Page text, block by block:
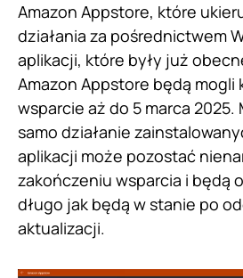
Amazon Appstore, które
działania za pośrednictwem
aplikacji, które były już
Amazon Appstore będą
wsparcie aż do 5 marca
samo działanie
aplikacji może pozostać
zakończeniu wsparcia i będą
długo jak będą w stanie po
aktualizacji.